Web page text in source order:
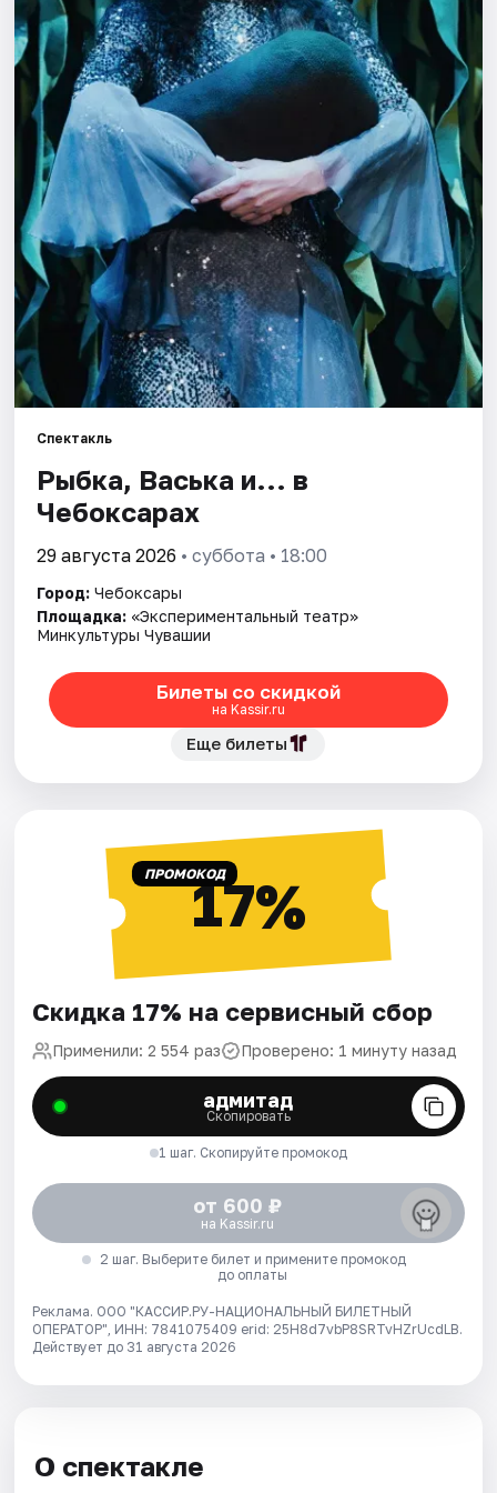
Площадки
Артисты
Рейтинги
Спектакль
Рыбка, Васька и... в
Чебоксарах
29 августа 2026 • суббота • 18:00
Город: Чебоксары
Площадка: «Экспериментальный театр»
Минкультуры Чувашии
Билеты со скидкой
на Kassir.ru
Еще билеты
ПРОМОКОД17%
Скидка 17% на сервисный сбор
Применили: 2 554 раз Проверено: 1 минуту назад
адмитад
Скопировать
1 шаг. Скопируйте промокод
от 600 ₽
на Kassir.ru
2 шаг. Выберите билет и примените промокод
до оплаты
Реклама. ООО "КАССИР.РУ-НАЦИОНАЛЬНЫЙ БИЛЕТНЫЙ
ОПЕРАТОР", ИНН: 7841075409 erid: 25H8d7vbP8SRTvHZrUcdLB.
Действует до 31 августа 2026
О спектакле